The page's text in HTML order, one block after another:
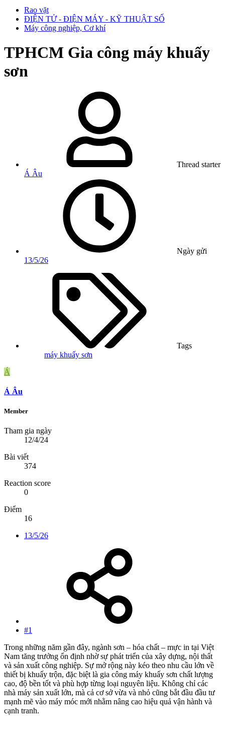
Rao vặt
ĐIỆN TỬ - ĐIỆN MÁY - KỸ THUẬT SỐ
Máy công nghiệp, Cơ khí
TPHCM Gia công máy khuấy
sơn
Thread starter
Á Âu
Ngày gửi
13/5/26
Tags
máy khuấy sơn
Á
Á Âu
Member
Tham gia ngày
12/4/24
Bài viết
374
Reaction score
0
Điểm
16
13/5/26
#1
Trong những năm gần đây, ngành sơn – hóa chất – mực in tại Việt
Nam tăng trưởng ổn định nhờ sự phát triển của xây dựng, nội thất
và sản xuất công nghiệp. Sự mở rộng này kéo theo nhu cầu lớn về
thiết bị khuấy trộn, đặc biệt là gia công máy khuấy sơn chất lượng
cao, độ bền tốt và phù hợp từng loại nguyên liệu. Không chỉ các
nhà máy sản xuất lớn, mà cả cơ sở vừa và nhỏ cũng bắt đầu đầu tư
mạnh mẽ vào máy móc mới nhằm nâng cao hiệu quả vận hành và
cạnh tranh.